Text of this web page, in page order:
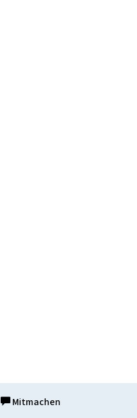
Mitmachen